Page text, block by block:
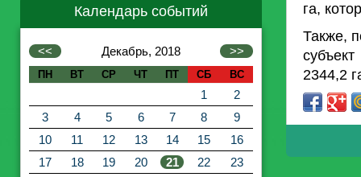
Календарь событий
<< Декабрь, 2018 >>
ПН ВТ СР ЧТ ПТ СБ ВС
1
2
3
4 5 6 7 8
9
10
11 12 13 14 15
16
17
18 19 20 21 22
23
га,
Также,
2344,2